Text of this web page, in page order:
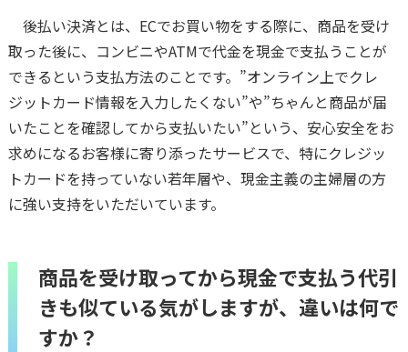
後払い決済とは、ECでお買い物をする際に、商品を受け
取った後に、コンビニやATMで代金を現金で支払うことが
できるという支払方法のことです。”オンライン上でクレ
ジットカード情報を入力したくない”や”ちゃんと商品が届
いたことを確認してから支払いたい”という、安心安全をお
求めになるお客様に寄り添ったサービスで、特にクレジッ
トカードを持っていない若年層や、現金主義の主婦層の方
に強い支持をいただいています。
商品を受け取ってから現金で支払う代引
きも似ている気がしますが、違いは何で
すか？